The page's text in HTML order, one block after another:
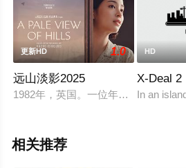
更新HD 1.0
远山淡影2025
1982年，英国。一位年轻有抱负的
HD
X-Deal 2
In an
相关推荐